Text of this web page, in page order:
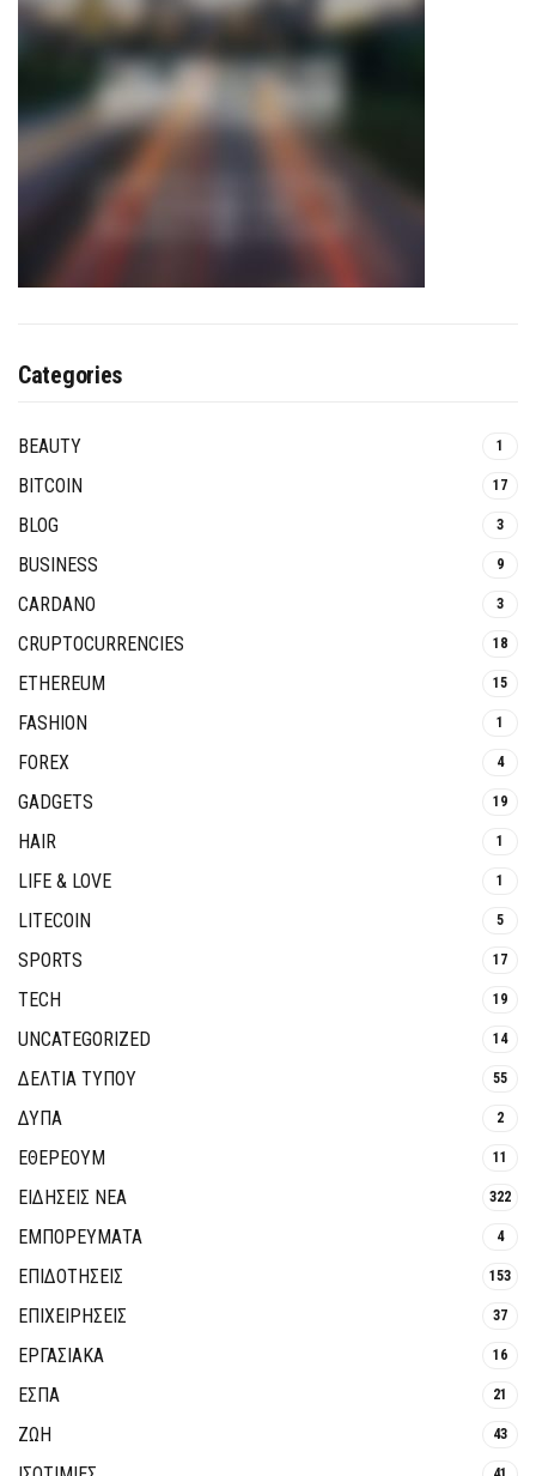
Categories
BEAUTY 1
BITCOIN 17
BLOG 3
BUSINESS 9
CARDANO 3
CRUPTOCURRENCIES 18
ETHEREUM 15
FASHION 1
FOREX 4
GADGETS 19
HAIR 1
LIFE & LOVE 1
LITECOIN 5
SPORTS 17
TECH 19
UNCATEGORIZED 14
ΔΕΛΤΙΑ ΤΥΠΟΥ 55
ΔΥΠΑ 2
ΕΘΈΡΕΟΥΜ 11
ΕΙΔΗΣΕΙΣ ΝΕΑ 322
ΕΜΠΟΡΕΥΜΑΤΑ 4
ΕΠΙΔΟΤΗΣΕΙΣ 153
ΕΠΙΧΕΙΡΗΣΕΙΣ 37
ΕΡΓΑΣΙΑΚΑ 16
ΕΣΠΑ 21
ΖΩΗ 43